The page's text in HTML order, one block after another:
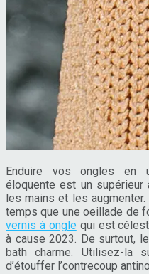
Enduire vos ongles en
éloquente est un supérieur
les mains et les
temps que une oeillade de
vernis à ongle qui est
à cause 2023. De surtout,
bath charme. Utilisez-la
d’étouffer l’contrecoup